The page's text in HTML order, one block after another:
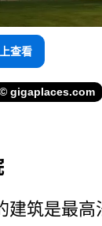
查看
© gigaplaces.com
建筑是最高